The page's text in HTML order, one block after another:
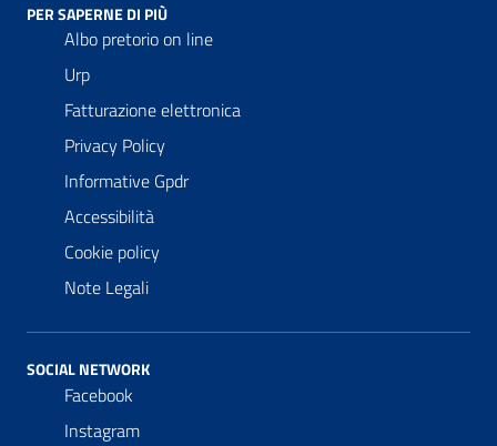
PER SAPERNE DI PIÙ
Albo pretorio on line
Urp
Fatturazione elettronica
Privacy Policy
Informative Gpdr
Accessibilità
Cookie policy
Note Legali
SOCIAL NETWORK
Facebook
Instagram